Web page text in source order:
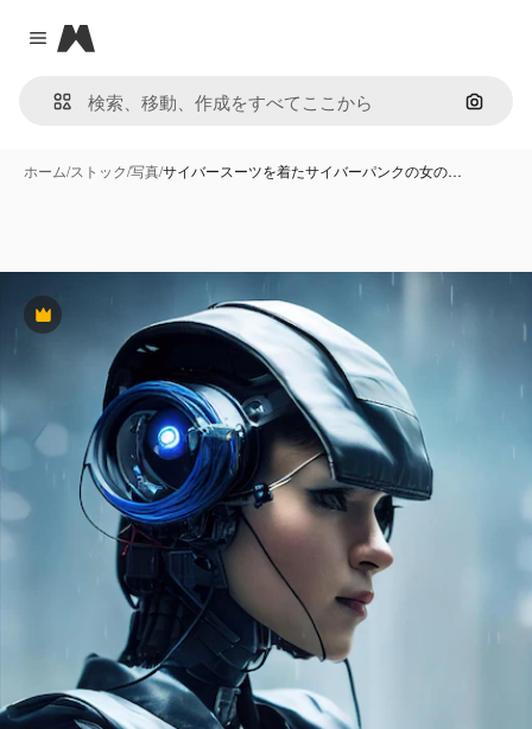
Close menu
Magnific
画像で
ホーム/ストック/写真/サイバースーツを着たサイバーパンクの女の…
Premium